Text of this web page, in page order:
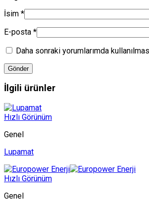
İsim *
E-posta *
Daha sonraki yorumlarımda
İlgili ürünler
Hızlı Görünüm
Genel
Lupamat
Hızlı Görünüm
Genel